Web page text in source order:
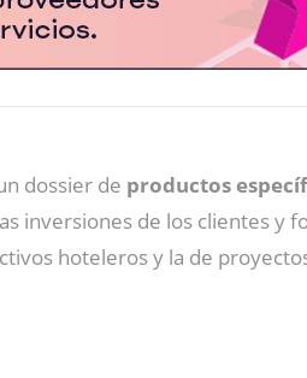
dossier de productos
inversiones de los clientes
hoteleros y la de